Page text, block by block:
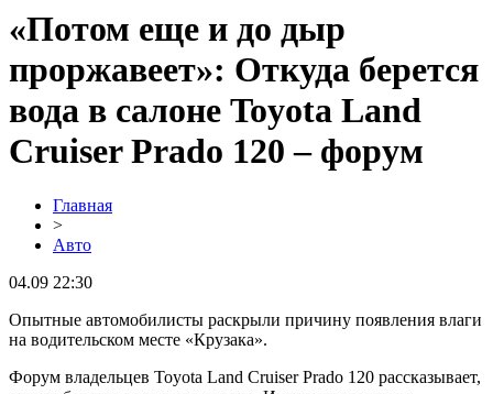
«Потом еще и до дыр
проржавеет»: Откуда берется
вода в салоне Toyota Land
Cruiser Prado 120 – форум
Главная
>
Авто
04.09 22:30
Опытные автомобилисты раскрыли причину появления влаги
на водительском месте «Крузака».
Форум владельцев Toyota Land Cruiser Prado 120 рассказывает,